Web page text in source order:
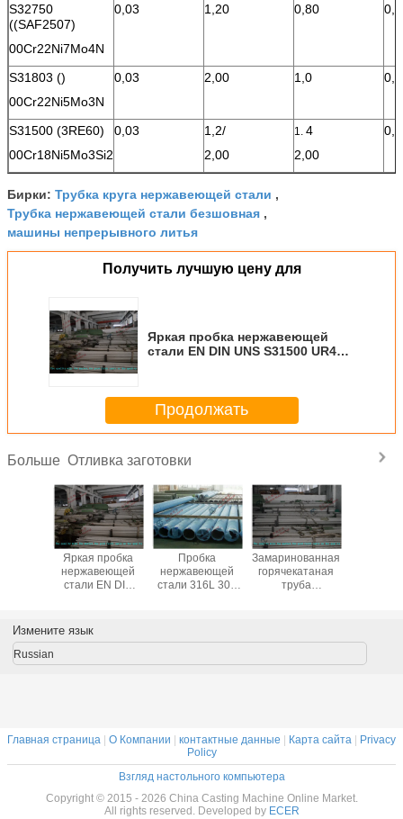
S32750
((SAF2507)
00Cr22Ni7Mo4N
0,03 1,20 0,80
S31803 ()
00Cr22Ni5Mo3N
0,03 2,00 1,0
S31500 (3RE60)
00Cr18Ni5Mo3Si2
0,03
1,2/
2,00
1. 4
2,00
Бирки: Трубка круга нержавеющей стали ,
Трубка нержавеющей стали безшовная ,
машины непрерывного литья
Получить лучшую цену для
Яркая пробка нержавеющей
стали EN DIN UNS S31500 UR45N
выплавленная дуплекс-
процессом
Продолжать
Больше Отливка заготовки
10
Яркая пробка
нержавеющей
стали EN DIN
безшовная/
холод -
труба сталь,
Пробка
нержавеющей
стали 316L 304
диаметром 6mm
Замаринованная
горячекатаная
труба
A312 A312M
химиката
Измените язык
Russian
Главная страница | О Компании | контактные данные | Карта сайта | Privacy
Policy
Взгляд настольного компьютера
Copyright © 2015 - 2026 China Casting Machine Online Market.
All rights reserved. Developed by ECER